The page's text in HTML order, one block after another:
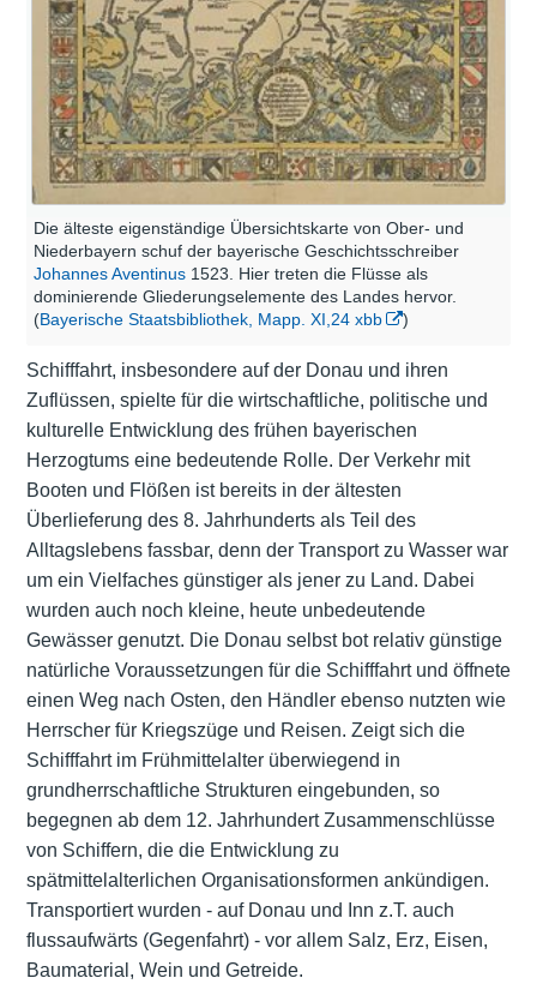
Die älteste eigenständige Übersichtskarte von Ober- und
Niederbayern schuf der bayerische Geschichtsschreiber
Johannes Aventinus 1523. Hier treten die Flüsse als
dominierende Gliederungselemente des Landes hervor.
(Bayerische Staatsbibliothek, Mapp. XI,24 xbb )
Schifffahrt, insbesondere auf der Donau und ihren
Zuflüssen, spielte für die wirtschaftliche, politische und
kulturelle Entwicklung des frühen bayerischen
Herzogtums eine bedeutende Rolle. Der Verkehr mit
Booten und Flößen ist bereits in der ältesten
Überlieferung des 8. Jahrhunderts als Teil des
Alltagslebens fassbar, denn der Transport zu Wasser war
um ein Vielfaches günstiger als jener zu Land. Dabei
wurden auch noch kleine, heute unbedeutende
Gewässer genutzt. Die Donau selbst bot relativ günstige
natürliche Voraussetzungen für die Schifffahrt und öffnete
einen Weg nach Osten, den Händler ebenso nutzten wie
Herrscher für Kriegszüge und Reisen. Zeigt sich die
Schifffahrt im Frühmittelalter überwiegend in
grundherrschaftliche Strukturen eingebunden, so
begegnen ab dem 12. Jahrhundert Zusammenschlüsse
von Schiffern, die die Entwicklung zu
spätmittelalterlichen Organisationsformen ankündigen.
Transportiert wurden - auf Donau und Inn z.T. auch
flussaufwärts (Gegenfahrt) - vor allem Salz, Erz, Eisen,
Baumaterial, Wein und Getreide.